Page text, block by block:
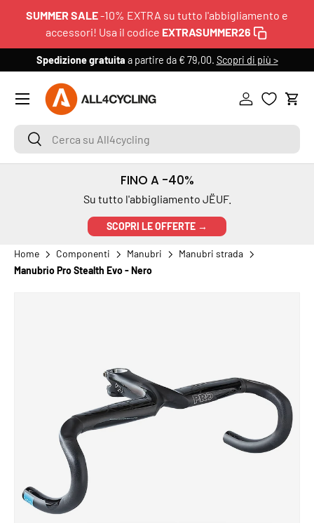
SUMMER SALE-10% EXTRA su tutto l'abbigliamento e
accessori! Usa il codice EXTRASUMMER26
Spedizione gratuita a partire da € 79,00. Scopri di più >
Cerca su All4cycling
Cerca
Accedi
Menu
FINO A -40%
Su tutto l'abbigliamento JËUF.
SCOPRI LE OFFERTE →
Home Componenti Manubri
Manubri strada
Manubrio Pro Stealth Evo - Nero